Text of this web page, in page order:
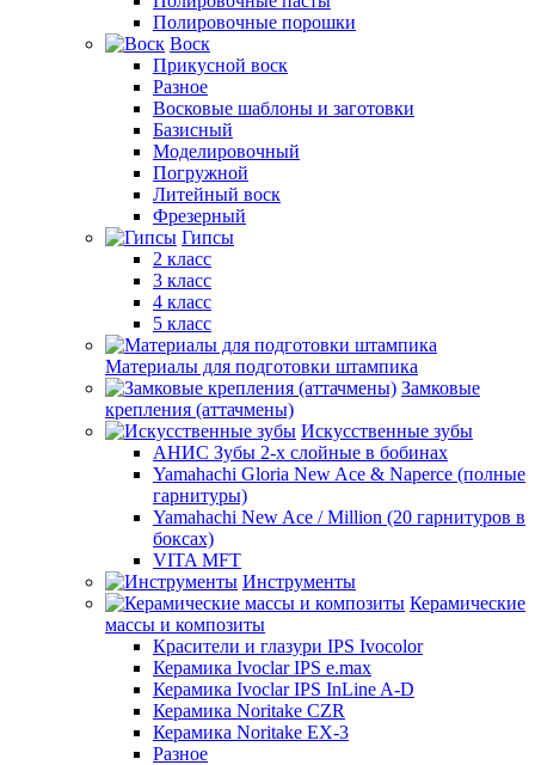
Полировочные порошки
Воск
Прикусной воск
Разное
Восковые шаблоны и заготовки
Базисный
Моделировочный
Погружной
Литейный воск
Фрезерный
Гипсы
2 класс
3 класс
4 класс
5 класс
Материалы для подготовки штампика
Замковые
крепления (аттачмены)
Искусственные зубы
АНИС Зубы 2-х слойные в бобинах
Yamahachi Gloria New Ace & Naperce (полные
гарнитуры)
Yamahachi New Ace / Million (20 гарнитуров в
боксах)
VITA MFT
Инструменты
Керамические
массы и композиты
Красители и глазури IPS Ivocolor
Керамика Ivoclar IPS e.max
Керамика Ivoclar IPS InLine A-D
Керамика Noritake CZR
Керамика Noritake EX-3
Разное